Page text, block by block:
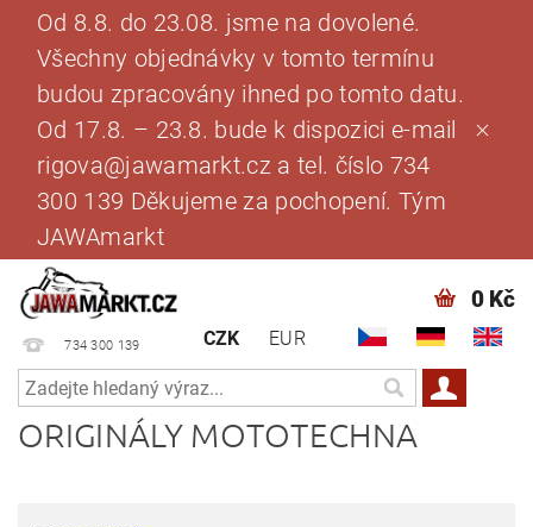
Od 8.8. do 23.08. jsme na dovolené.
Všechny objednávky v tomto termínu
budou zpracovány ihned po tomto datu.
Od 17.8. – 23.8. bude k dispozici e-mail
rigova@jawamarkt.cz a tel. číslo 734
300 139 Děkujeme za pochopení. Tým
JAWAmarkt
734 300 139 CZK EUR
0 Kč
ORIGINÁLY MOTOTECHNA